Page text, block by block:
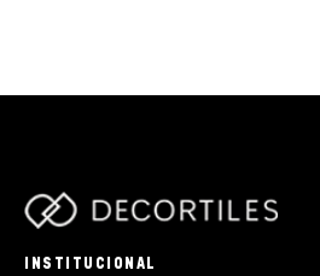
INSTITUCIONAL